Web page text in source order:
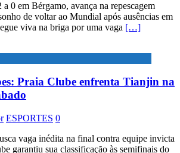
0 em Bérgamo, avança na repescagem
de voltar ao Mundial após ausências em
viva na briga por uma vaga […]
Praia Clube enfrenta Tianjin na
ESPORTES 0
vaga inédita na final contra equipe invicta
garantiu sua classificação às semifinais do